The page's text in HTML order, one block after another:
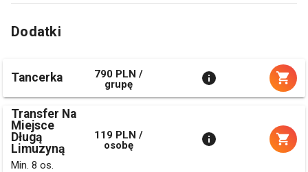
Dodatki
Tancerka
790 PLN /
grupę
Transfer Na
Miejsce
Długą
Limuzyną
Min. 8 os.
119 PLN /
osobę